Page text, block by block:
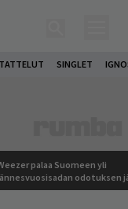
SINGLET
palaa Suomeen yli
odotuksen